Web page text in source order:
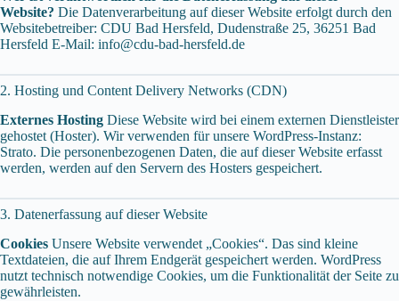
Website? Die Datenverarbeitung auf dieser Website erfolgt durch den
Websitebetreiber: CDU Bad Hersfeld, Dudenstraße 25, 36251 Bad
Hersfeld E-Mail: info@cdu-bad-hersfeld.de
2. Hosting und Content Delivery Networks (CDN)
Externes Hosting Diese Website wird bei einem externen Dienstleister
gehostet (Hoster). Wir verwenden für unsere WordPress-Instanz:
Strato. Die personenbezogenen Daten, die auf dieser Website erfasst
werden, werden auf den Servern des Hosters gespeichert.
3. Datenerfassung auf dieser Website
Cookies Unsere Website verwendet „Cookies“. Das sind kleine
Textdateien, die auf Ihrem Endgerät gespeichert werden. WordPress
nutzt technisch notwendige Cookies, um die Funktionalität der Seite zu
gewährleisten.